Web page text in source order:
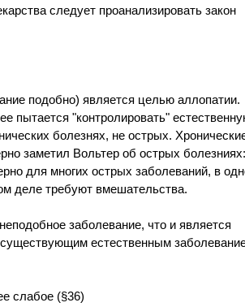
следует проанализировать закон
подобно) является целью аллопатии.
пытается "контролировать"
болезнях, не острых.
заметил Вольтер об острых болезниях:
для многих острых заболеваний, в
деле требуют вмешательства.
заболевание, что и является
естественным
слабое (§36)